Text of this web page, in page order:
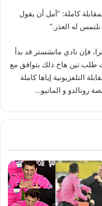
كاملة: “آمل أن يقول
نلتمس له العذر.”
فإن نادي مانشستر قد بدأ
طلب تين هاخ ذلك بتوافق مع
التلفزيونية إياها كاملة
رونالدو و المانيو…